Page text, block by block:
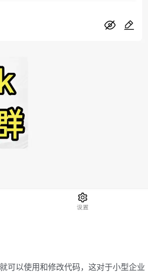
可以使用和修改代码，这对于小型企业